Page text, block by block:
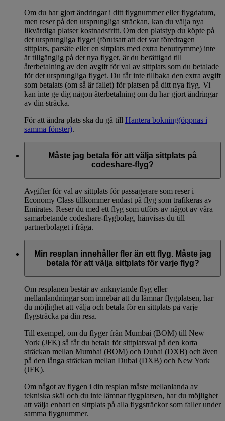
Om du har gjort ändringar i ditt flygnummer eller flygdatum,
men reser på den ursprungliga sträckan, kan du välja nya
likvärdiga platser kostnadsfritt. Om den platstyp du köpte på
det ursprungliga flyget (förutsatt att det var föredragen
sittplats, parsäte eller en sittplats med extra benutrymme) inte
är tillgänglig på det nya flyget, är du berättigad till
återbetalning av den avgift för val av sittplats som du betalade
för det ursprungliga flyget. Du får inte tillbaka den extra avgift
som betalats (om så är fallet) för platsen på ditt nya flyg. Vi
kan inte ge dig någon återbetalning om du har gjort ändringar
av din sträcka.
För att ändra plats ska du gå till Hantera bokning(öppnas i
samma fönster).
Måste jag betala för att välja sittplats på
codeshare-flyg?
Avgifter för val av sittplats för passagerare som reser i
Economy Class tillkommer endast på flyg som trafikeras av
Emirates. Reser du med ett flyg som utförs av något av våra
samarbetande codeshare-flygbolag, hänvisas du till
partnerbolaget i fråga.
Min resplan innehåller fler än ett flyg. Måste jag
betala för att välja sittplats för varje flyg?
Om resplanen består av anknytande flyg eller
mellanlandningar som innebär att du lämnar flygplatsen, har
du möjlighet att välja och betala för en sittplats på varje
flygsträcka på din resa.
Till exempel, om du flyger från Mumbai (BOM) till New
York (JFK) så får du betala för sittplatsval på den korta
sträckan mellan Mumbai (BOM) och Dubai (DXB) och även
på den långa sträckan mellan Dubai (DXB) och New York
(JFK).
Om något av flygen i din resplan måste mellanlanda av
tekniska skäl och du inte lämnar flygplatsen, har du möjlighet
att välja enbart en sittplats på alla flygsträckor som faller under
samma flygnummer.